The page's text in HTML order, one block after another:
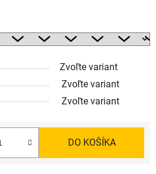
Zvoľte variant
Zvoľte variant
Zvoľte variant
DO KOŠÍKA